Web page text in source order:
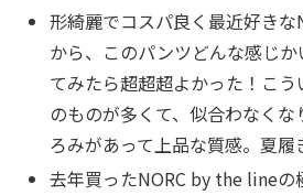
形綺麗でコスパ良く最近好きな
から、このパンツどんな感じ
てみたら超超超よかった！こ
のものが多くて、似合わなくな
ろみがあって上品な質感。夏履
去年買ったNORC by the lineの